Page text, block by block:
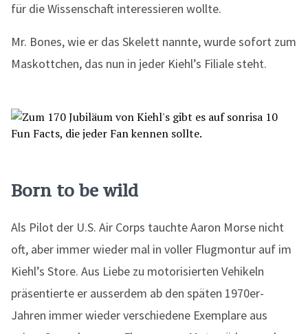
für die Wissenschaft interessieren wollte.
Mr. Bones, wie er das Skelett nannte, wurde sofort zum
Maskottchen, das nun in jeder Kiehl’s Filiale steht.
Born to be wild
Als Pilot der U.S. Air Corps tauchte Aaron Morse nicht
oft, aber immer wieder mal in voller Flugmontur auf im
Kiehl’s Store. Aus Liebe zu motorisierten Vehikeln
präsentierte er ausserdem ab den späten 1970er-
Jahren immer wieder verschiedene Exemplare aus